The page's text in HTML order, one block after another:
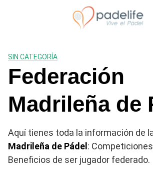
SIN CATEGORÍA
Federación
Madrileña de
Aquí tienes toda la información de
Madrileña de Pádel:
Beneficios de ser jugador federado.